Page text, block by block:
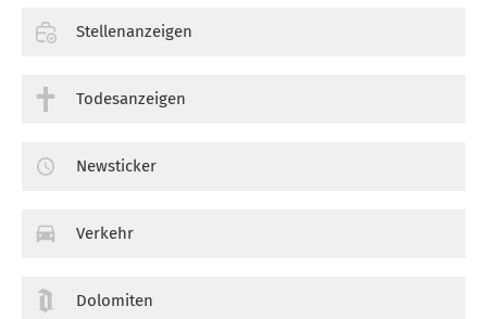
Stellenanzeigen
Todesanzeigen
Newsticker
Verkehr
Dolomiten